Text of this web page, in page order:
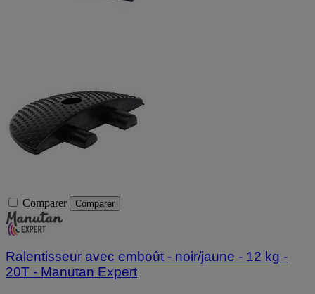
Comparer Comparer
Ralentisseur avec emboût - noir/jaune - 12 kg -
20T - Manutan Expert